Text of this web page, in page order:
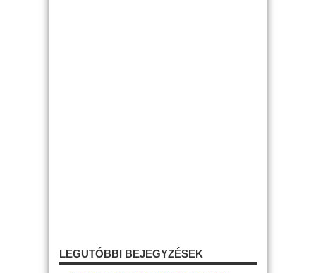
LEGUTÓBBI BEJEGYZÉSEK